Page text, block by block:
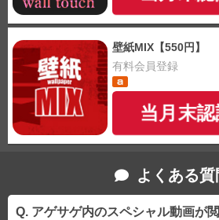
壁紙MIX【550円】
有料会員登録
当月末
よくある質
アゲサゲ内のスペシャル動画が